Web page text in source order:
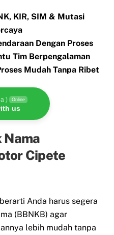
KIR, SIM & Mutasi
Dengan Proses
Tim Berpengalaman
Mudah Tanpa Ribet
) Online
us
Nama
Cipete
Anda harus segera
(BBNKB) agar
lebih mudah tanpa